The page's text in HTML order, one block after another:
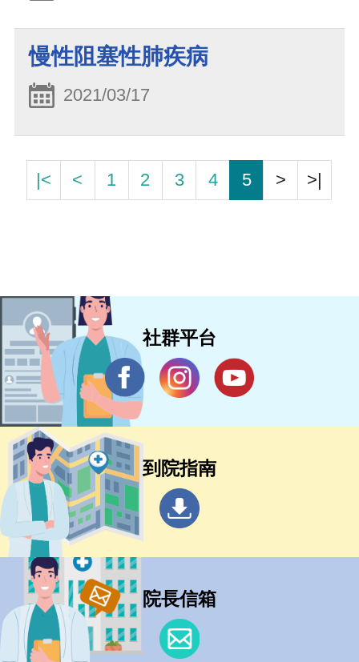
慢性阻塞性肺疾病
2021/03/17
|< < 1 2 3 4 5 > >|
社群平台
到院指南
院長信箱